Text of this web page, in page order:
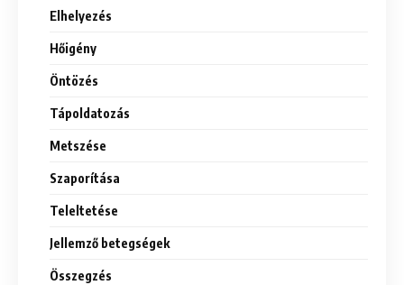
Elhelyezés
Hőigény
Öntözés
Tápoldatozás
Metszése
Szaporítása
Teleltetése
Jellemző betegségek
Összegzés